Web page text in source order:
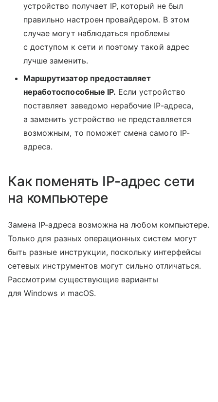
устройство получает IP, который не был
правильно настроен провайдером. В этом
случае могут наблюдаться проблемы
с доступом к сети и поэтому такой адрес
лучше заменить.
Маршрутизатор предоставляет
неработоспособные IP. Если устройство
поставляет заведомо нерабочие IP-адреса,
а заменить устройство не представляется
возможным, то поможет смена самого IP-
адреса.
Как поменять IP-адрес сети
на компьютере
Замена IP-адреса возможна на любом компьютере.
Только для разных операционных систем могут
быть разные инструкции, поскольку интерфейсы
сетевых инструментов могут сильно отличаться.
Рассмотрим существующие варианты
для Windows и macOS.